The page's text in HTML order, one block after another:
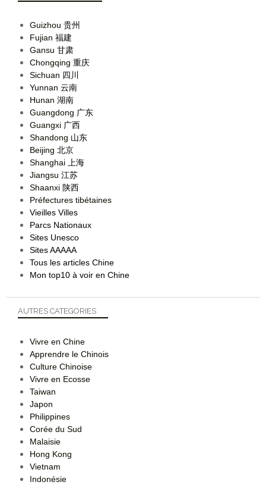
Guizhou 贵州
Fujian 福建
Gansu 甘肃
Chongqing 重庆
Sichuan 四川
Yunnan 云南
Hunan 湖南
Guangdong 广东
Guangxi 广西
Shandong 山东
Beijing 北京
Shanghai 上海
Jiangsu 江苏
Shaanxi 陕西
Préfectures tibétaines
Vieilles Villes
Parcs Nationaux
Sites Unesco
Sites AAAAA
Tous les articles Chine
Mon top10 à voir en Chine
AUTRES CATEGORIES
Vivre en Chine
Apprendre le Chinois
Culture Chinoise
Vivre en Ecosse
Taiwan
Japon
Philippines
Corée du Sud
Malaisie
Hong Kong
Vietnam
Indonésie